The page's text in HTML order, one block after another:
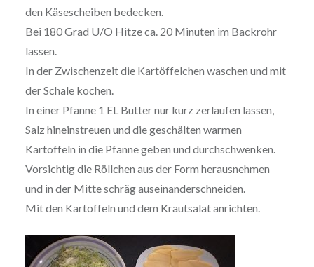
den Käsescheiben bedecken.
Bei 180 Grad U/O Hitze ca. 20 Minuten im Backrohr
lassen.
In der Zwischenzeit die Kartöffelchen waschen und mit
der Schale kochen.
In einer Pfanne 1 EL Butter nur kurz zerlaufen lassen,
Salz hineinstreuen und die geschälten warmen
Kartoffeln in die Pfanne geben und durchschwenken.
Vorsichtig die Röllchen aus der Form herausnehmen
und in der Mitte schräg auseinanderschneiden.
Mit den Kartoffeln und dem Krautsalat anrichten.